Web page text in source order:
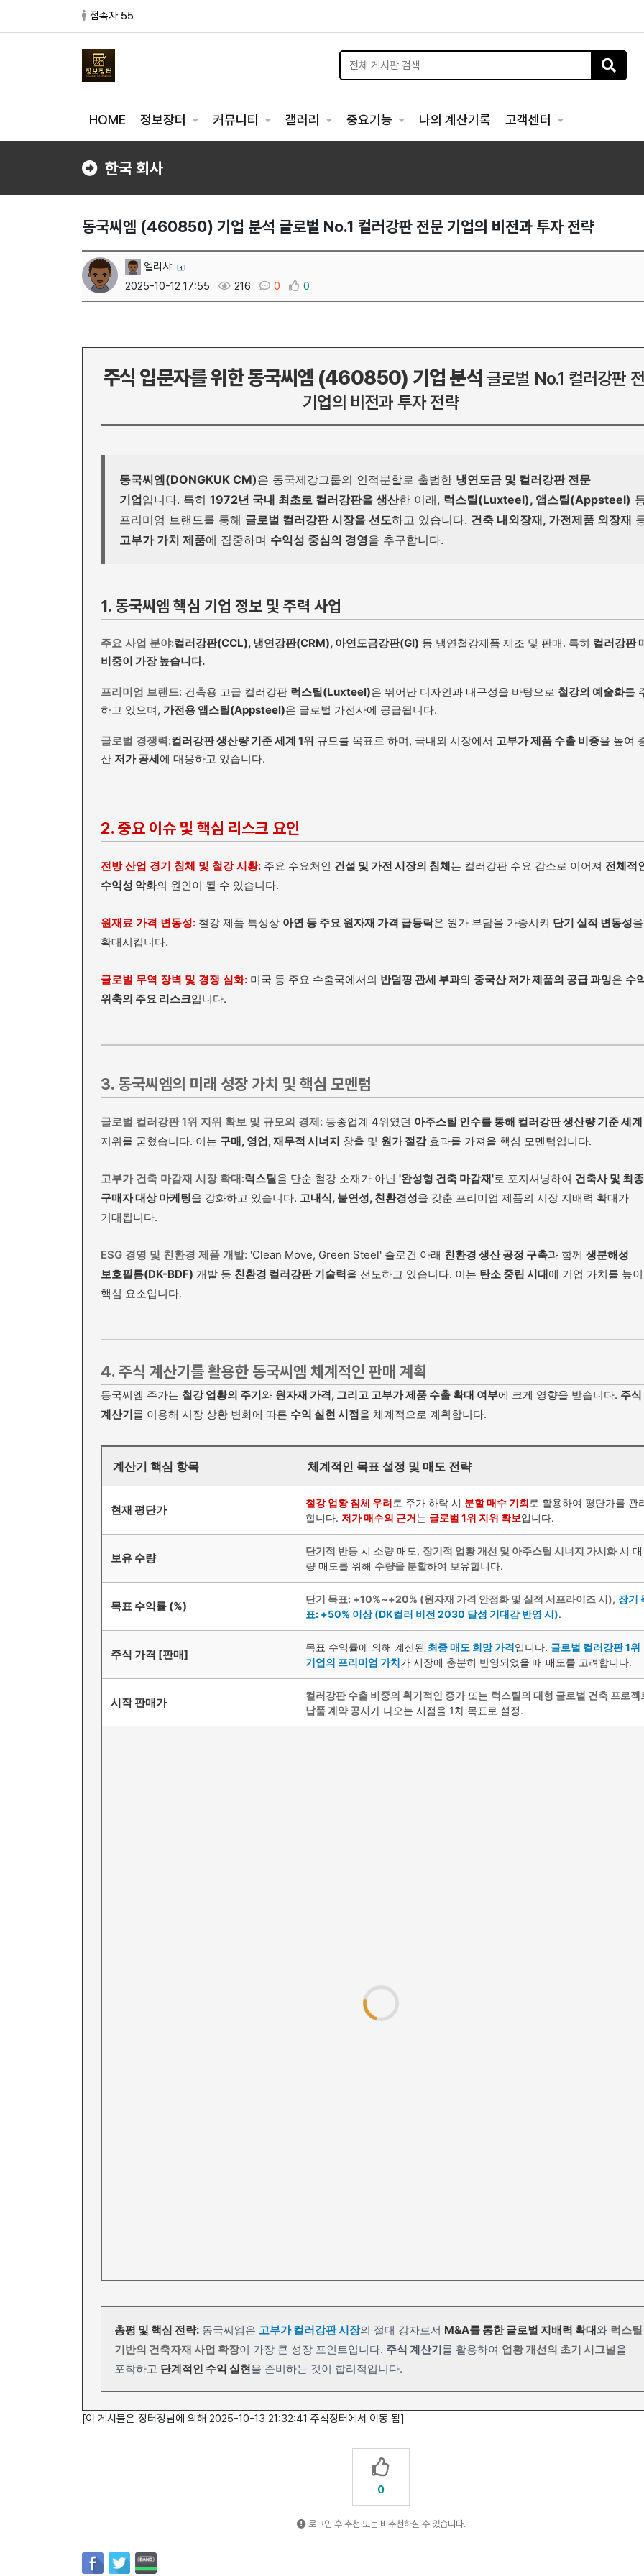
접속자 55
HOME 정보장터 커뮤니티 갤러리 중요기능 나의 계산기록 고객센터
한국 회사
동국씨엠 (460850) 기업 분석 글로벌 No.1 컬러강판 전문 기업의 비전과 투자 전략
엘리샤
2025-10-12 17:55
216 0 0
주식 입문자를 위한 동국씨엠 (460850) 기업 분석 글로벌 No.1 컬러강판
기업의 비전과 투자 전략
동국씨엠(DONGKUK CM)은 동국제강그룹의 인적분할로 출범한 냉연도금 및 컬러강판 전문
기업입니다. 특히 1972년 국내 최초로 컬러강판을 생산한 이래, 럭스틸(Luxteel), 앱스틸(Appsteel)
프리미엄 브랜드를 통해 글로벌 컬러강판 시장을 선도하고 있습니다. 건축 내외장재, 가전제품 외장재
고부가 가치 제품에 집중하며 수익성 중심의 경영을 추구합니다.
1. 동국씨엠 핵심 기업 정보 및 주력 사업
주요 사업 분야:컬러강판(CCL), 냉연강판(CRM), 아연도금강판(GI) 등 냉연철강제품 제조 및 판매. 특히 컬러강판
비중이 가장 높습니다.
프리미엄 브랜드: 건축용 고급 컬러강판 럭스틸(Luxteel)은 뛰어난 디자인과 내구성을 바탕으로 철강의 예술화를
하고 있으며, 가전용 앱스틸(Appsteel)은 글로벌 가전사에 공급됩니다.
글로벌 경쟁력:컬러강판 생산량 기준 세계 1위 규모를 목표로 하며, 국내외 시장에서 고부가 제품 수출 비중을 높여
산 저가 공세에 대응하고 있습니다.
2. 중요 이슈 및 핵심 리스크 요인
전방 산업 경기 침체 및 철강 시황: 주요 수요처인 건설 및 가전 시장의 침체는 컬러강판 수요 감소로 이어져 전체적
수익성 악화의 원인이 될 수 있습니다.
원재료 가격 변동성: 철강 제품 특성상 아연 등 주요 원자재 가격 급등락은 원가 부담을 가중시켜 단기 실적 변동성을
확대시킵니다.
글로벌 무역 장벽 및 경쟁 심화: 미국 등 주요 수출국에서의 반덤핑 관세 부과와 중국산 저가 제품의 공급 과잉은 수
위축의 주요 리스크입니다.
3. 동국씨엠의 미래 성장 가치 및 핵심 모멘텀
글로벌 컬러강판 1위 지위 확보 및 규모의 경제: 동종업계 4위였던 아주스틸 인수를 통해 컬러강판 생산량 기준 세계
지위를 굳혔습니다. 이는 구매, 영업, 재무적 시너지 창출 및 원가 절감효과를 가져올 핵심 모멘텀입니다.
고부가 건축 마감재 시장 확대:럭스틸을 단순 철강 소재가 아닌 '완성형 건축 마감재'로 포지셔닝하여 건축사 및 최종
구매자 대상 마케팅을 강화하고 있습니다. 고내식, 불연성, 친환경성을 갖춘 프리미엄 제품의 시장 지배력 확대가
기대됩니다.
ESG 경영 및 친환경 제품 개발: 'Clean Move, Green Steel' 슬로건 아래 친환경 생산 공정 구축과 함께 생분해성
보호필름(DK-BDF) 개발 등 친환경 컬러강판 기술력을 선도하고 있습니다. 이는 탄소 중립 시대에 기업 가치를 높
핵심 요소입니다.
4. 주식 계산기를 활용한 동국씨엠 체계적인 판매 계획
동국씨엠 주가는 철강 업황의 주기와 원자재 가격, 그리고 고부가 제품 수출 확대 여부에 크게 영향을 받습니다. 주식
계산기를 이용해 시장 상황 변화에 따른 수익 실현 시점을 체계적으로 계획합니다.
계산기 핵심 항목 체계적인 목표 설정 및 매도 전략
현재 평단가
철강 업황 침체 우려로 주가 하락 시 분할 매수 기회로 활용하여 평단가를 관
합니다. 저가 매수의 근거는 글로벌 1위 지위 확보입니다.
보유 수량
단기적 반등 시 소량 매도, 장기적 업황 개선 및 아주스틸 시너지 가시화시 대
량 매도를 위해 수량을 분할하여 보유합니다.
목표 수익률 (%)
단기 목표: +10%~+20% (원자재 가격 안정화 및 실적 서프라이즈 시), 장기
표: +50% 이상 (DK컬러 비전 2030 달성 기대감 반영 시).
주식 가격 [판매]
목표 수익률에 의해 계산된 최종 매도 희망 가격입니다. 글로벌 컬러강판 1위
기업의 프리미엄 가치가 시장에 충분히 반영되었을 때 매도를 고려합니다.
시작 판매가
컬러강판 수출 비중의 획기적인 증가또는 럭스틸의 대형 글로벌 건축 프로젝
납품 계약 공시가 나오는 시점을 1차 목표로 설정.
총평 및 핵심 전략: 동국씨엠은 고부가 컬러강판 시장의 절대 강자로서 M&A를 통한 글로벌 지배력 확대와 럭스틸
기반의 건축자재 사업 확장이 가장 큰 성장 포인트입니다. 주식 계산기를 활용하여 업황 개선의 초기 시그널을
포착하고 단계적인 수익 실현을 준비하는 것이 합리적입니다.
[이 게시물은 장터장님에 의해 2025-10-13 21:32:41 주식장터에서 이동 됨]
0
로그인 후 추천 또는 비추천하실 수 있습니다.